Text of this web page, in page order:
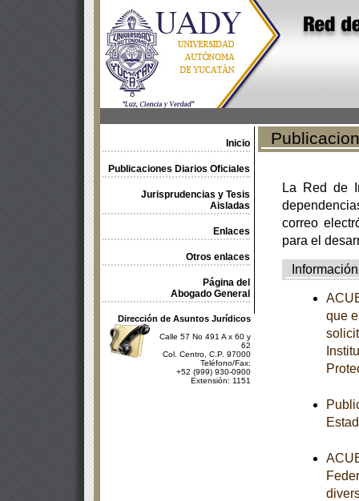
Inicio
Publicaciones Diarios Oficiales
Jurisprudencias y Tesis
Aisladas
Enlaces
Otros enlaces
Página del
Abogado General
Dirección de Asuntos Jurídicos
Calle 57 No 491 A x 60 y
62
Col. Centro, C.P. 97000
Teléfono/Fax:
+52 (999) 930-0900
Extensión: 1151
La Red de
correo
para el
Información
que